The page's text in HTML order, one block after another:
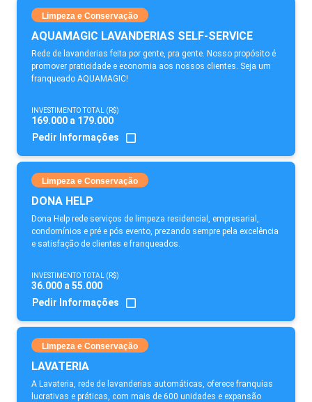
Limpeza e Conservação
AQUAMAGIC LAVANDERIAS SELF-SERVICE
Rede de lavanderias feita por gente, pra gente. Nosso propósito é
promover praticidade e economia aos nossos clientes. Seja um
franqueado AQUAMAGIC!
INVESTIMENTO TOTAL (R$)
169.000 a 179.000
Pedir Informações
Limpeza e Conservação
DONA HELP
Dona Help rede serviços de limpeza residencial, empresarial,
condomínios e pré e pós evento, prezando sempre pela excelência
e satisfação de clientes e franqueados.
INVESTIMENTO TOTAL (R$)
36.000 a 55.000
Pedir Informações
Limpeza e Conservação
LAVATERIA
A Lavateria, rede de lavanderias automáticas, oferece franquias
lucrativas e práticas, com mais de 600 unidades e expansão